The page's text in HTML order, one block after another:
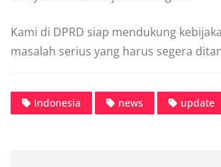
Kami di DPRD siap mendukung
masalah serius yang harus segera
Indonesia news update